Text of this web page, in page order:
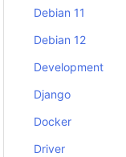
Debian 11
Debian 12
Development
Django
Docker
Driver